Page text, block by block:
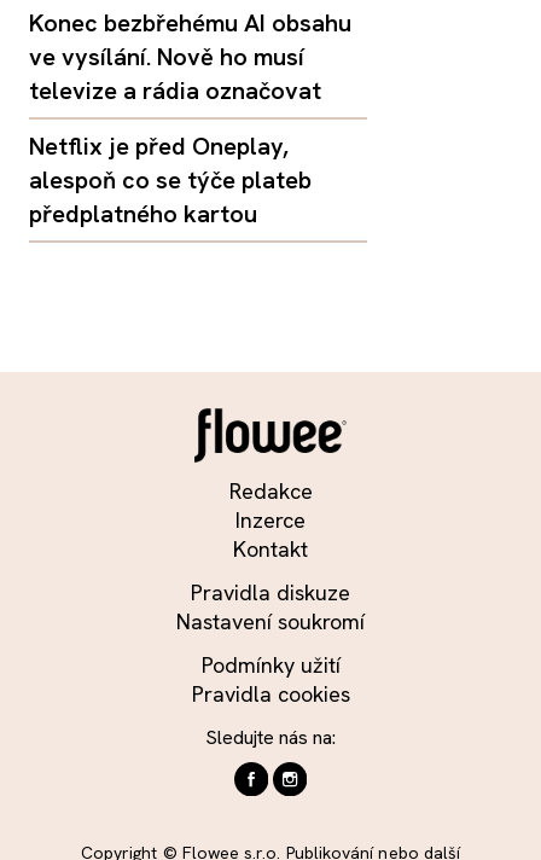
Konec bezbřehému AI obsahu
ve vysílání. Nově ho musí
televize a rádia označovat
Netflix je před Oneplay,
alespoň co se týče plateb
předplatného kartou
Redakce
Inzerce
Kontakt
Pravidla diskuze
Nastavení soukromí
Podmínky užití
Pravidla cookies
Sledujte nás na:
Copyright © Flowee s.r.o. Publikování nebo další